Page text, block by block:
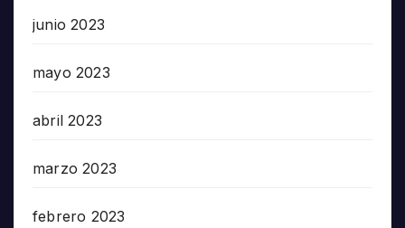
junio 2023
mayo 2023
abril 2023
marzo 2023
febrero 2023